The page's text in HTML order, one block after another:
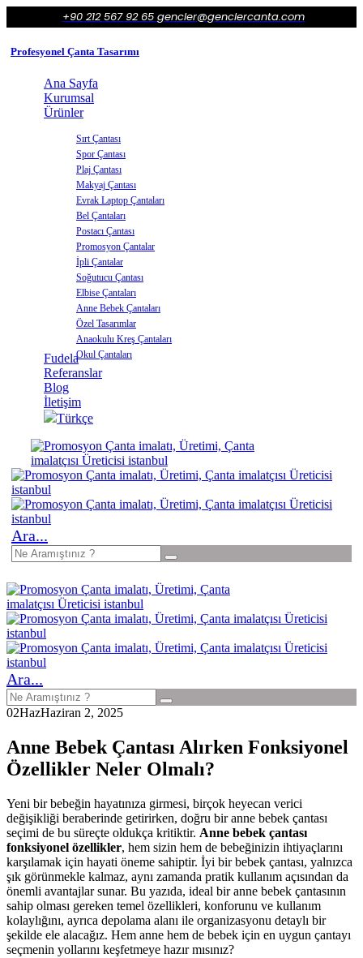
+90 212 567 92 65 gencler@genclercanta.com
Profesyonel Çanta Tasarımı
Ana Sayfa
Kurumsal
Ürünler
Sırt Çantası
Spor Çantası
Plaj Çantası
Makyaj Çantası
Evrak Laptop Çantaları
Bel Çantaları
Postacı Çantası
Promosyon Çantalar
İpli Çantalar
Soğutucu Çantası
Elbise Çantaları
Anne Bebek Çantaları
Özel Tasarımlar
Anaokulu Kreş Çantaları
Okul Çantaları
Fudela
Referanslar
Blog
İletişim
Türkçe
Ara...
Ara...
02HazHaziran 2, 2025
Anne Bebek Çantası Alırken Fonksiyonel
Özellikler Neler Olmalı?
Yeni bir bebeğin hayatınıza girmesi, birçok heyecan verici
değişikliği beraberinde getirirken, doğru bir anne bebek çantası
seçimi de bu süreçte oldukça kritiktir. Anne bebek çantası
fonksiyonel özellikler, hem sizin hem de bebeğinizin ihtiyaçlarını
karşılamak için hayati öneme sahiptir. İyi bir bebek çantası, yalnızca
şık görünmekle kalmaz, aynı zamanda pratik kullanım açısından da
önemli avantajlar sunar. Bu yazıda, ideal bir anne bebek çantasının
sahip olması gereken temel özellikleri, konforunu ve kullanım
kolaylığını, ayrıca depolama alanı ile organizasyonu detaylı bir
şekilde ele alacağız. Hem anne hem de bebek için en uygun çantayı
seçmenin yollarını keşfetmeye hazır mısınız?